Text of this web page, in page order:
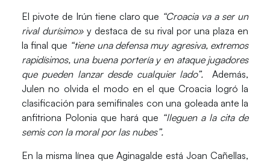
El pivote de Irún tiene claro que “Croacia va a ser un
rival durísimo» y destaca de su rival por una plaza en
la final que “tiene una defensa muy agresiva, extremos
rapidísimos, una buena portería y en ataque jugadores
que pueden lanzar desde cualquier lado”.Además,
Julenno olvida el modo en el queCroacia logró la
clasificación para semifinales con una goleada ante la
anfitriona Polonia que hará que “lleguen a la cita de
semis con la moral por las nubes”.
En la misma línea queAginagalde estáJoan Cañellas,